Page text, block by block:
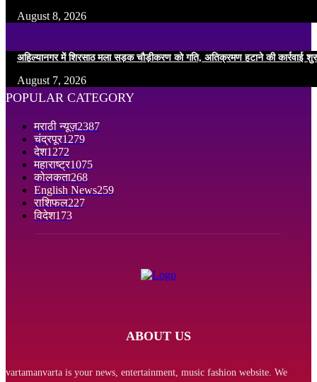
August 8, 2026
अहिल्यानगर में शिरसाठ मला सड़क चौड़ीकरण को गति, अतिक्रमण हटाने की कार्रवाई
August 7, 2026
POPULAR CATEGORY
मराठी न्यूज़2387
चंद्रपूर1279
देश1272
महाराष्ट्र1075
कोलकता268
English News259
राशिफल227
विदेश173
ABOUT US
vartamanvarta is your news, entertainment, music fashion website. We